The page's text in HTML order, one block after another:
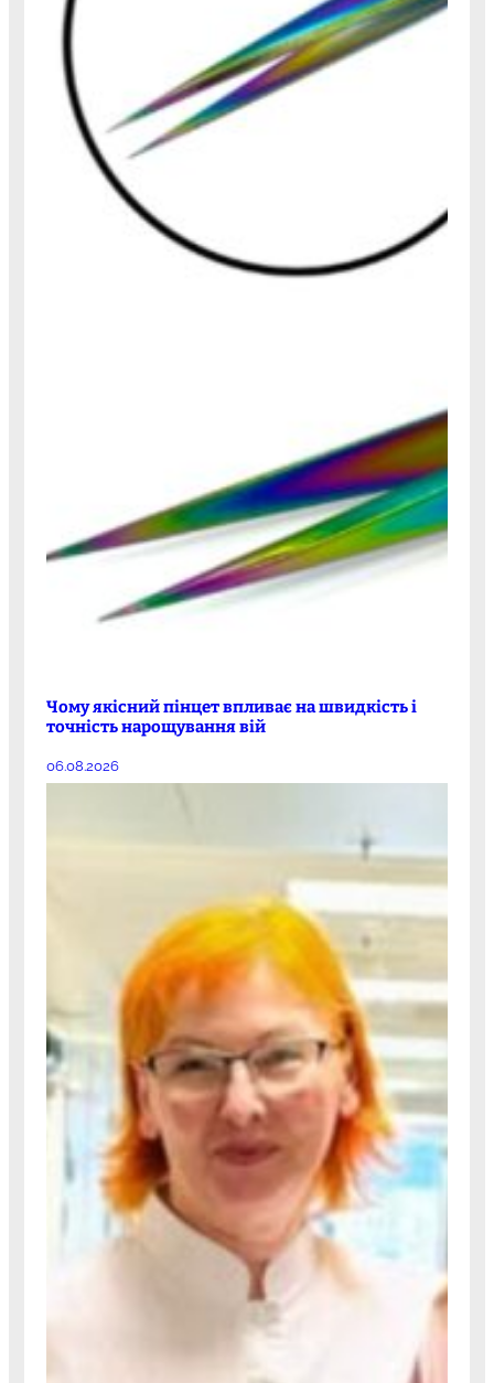
Чому якісний пінцет впливає на швидкість і
точність нарощування вій
06.08.2026